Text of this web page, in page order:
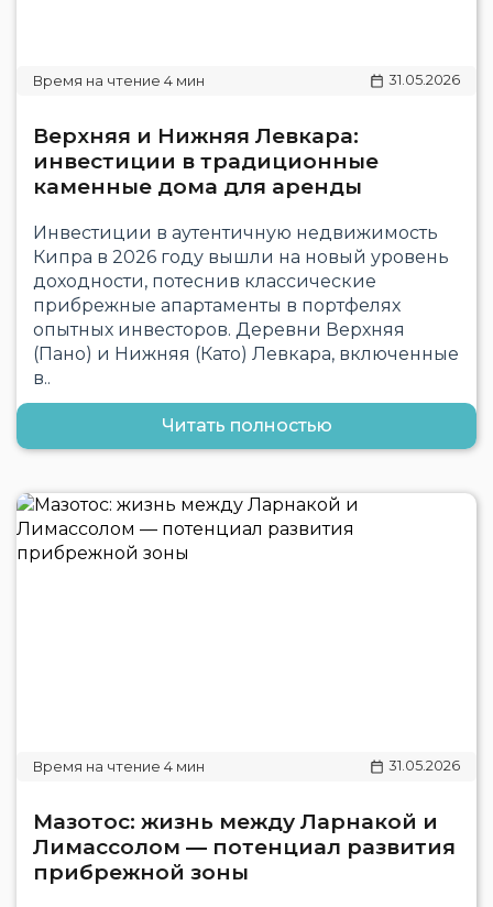
31.05.2026
Верхняя и Нижняя Левкара:
инвестиции в традиционные
каменные дома для аренды
Инвестиции в аутентичную недвижимость
Кипра в 2026 году вышли на новый уровень
доходности, потеснив классические
прибрежные апартаменты в портфелях
опытных инвесторов. Деревни Верхняя
(Пано) и Нижняя (Като) Левкара, включенные
в..
Читать полностью
31.05.2026
Мазотос: жизнь между Ларнакой и
Лимассолом — потенциал развития
прибрежной зоны